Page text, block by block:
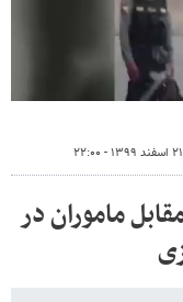
۲۱ اسفند ۱۳۹۹ - ۲۲:۰۰
ماموران در